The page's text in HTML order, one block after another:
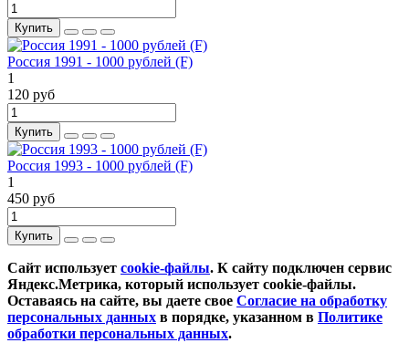
Купить
Россия 1991 - 1000 рублей (F)
1
120 руб
Купить
Россия 1993 - 1000 рублей (F)
1
450 руб
Купить
Сайт использует cookie-файлы. К cайту подключен сервис
Яндекс.Метрика, который использует cookie-файлы.
Оставаясь на сайте, вы даете свое Согласие на обработку
персональных данных в порядке, указанном в Политике
обработки персональных данных.